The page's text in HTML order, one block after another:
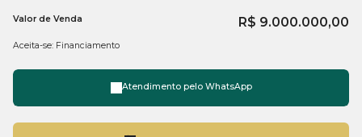
R$ 9.000.000,00
Valor de Venda
Aceita-se: Financiamento
Atendimento pelo WhatsApp